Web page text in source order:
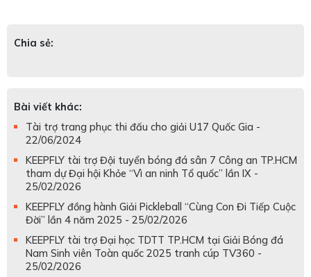
Chia sẻ:
Bài viết khác:
Tài trợ trang phục thi đấu cho giải U17 Quốc Gia -
22/06/2024
KEEPFLY tài trợ Đội tuyển bóng đá sân 7 Công an TP.HCM
tham dự Đại hội Khỏe “Vì an ninh Tổ quốc” lần IX -
25/02/2026
KEEPFLY đồng hành Giải Pickleball “Cùng Con Đi Tiếp Cuộc
Đời” lần 4 năm 2025 - 25/02/2026
KEEPFLY tài trợ Đại học TDTT TP.HCM tại Giải Bóng đá
Nam Sinh viên Toàn quốc 2025 tranh cúp TV360 -
25/02/2026